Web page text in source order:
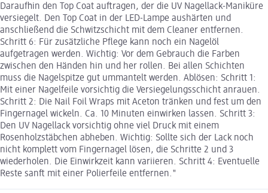
Daraufhin den Top Coat auftragen, der die UV Nagellack-Maniküre
versiegelt. Den Top Coat in der LED-Lampe aushärten und
anschließend die Schwitzschicht mit dem Cleaner entfernen.
Schritt 6: Für zusätzliche Pflege kann noch ein Nagelöl
aufgetragen werden. Wichtig: Vor dem Gebrauch die Farben
zwischen den Händen hin und her rollen. Bei allen Schichten
muss die Nagelspitze gut ummantelt werden. Ablösen: Schritt 1:
Mit einer Nagelfeile vorsichtig die Versiegelungsschicht anrauen.
Schritt 2: Die Nail Foil Wraps mit Aceton tränken und fest um den
Fingernagel wickeln. Ca. 10 Minuten einwirken lassen. Schritt 3:
Den UV Nagellack vorsichtig ohne viel Druck mit einem
Rosenholzstäbchen abheben. Wichtig: Sollte sich der Lack noch
nicht komplett vom Fingernagel lösen, die Schritte 2 und 3
wiederholen. Die Einwirkzeit kann variieren. Schritt 4: Eventuelle
Reste sanft mit einer Polierfeile entfernen."